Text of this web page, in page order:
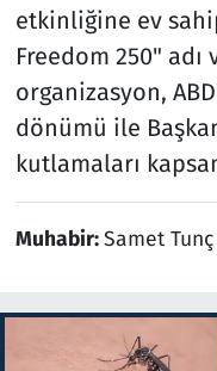
etkinliğine ev
Freedom 250"
organizasyon,
dönümü ile
kutlamaları
Muhabir:Samet Tunç